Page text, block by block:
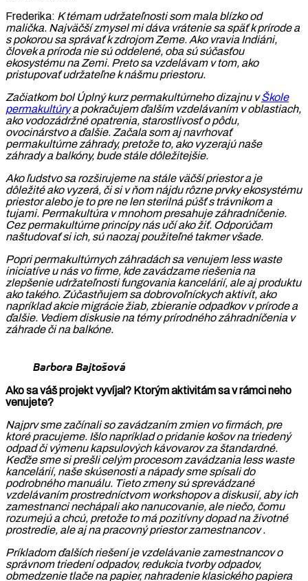
Frederika: K témam udržateľnosti som mala blízko od
malička. Najväčší zmysel mi dáva vrátenie sa späť k prírode a
s pokorou sa správať k zdrojom Zeme. Ako vravia Indiáni,
človek a príroda nie sú oddelené, oba sú súčasťou
ekosystému na Zemi. Preto sa vzdelávam v tom, ako
pristupovať udržateľne k nášmu priestoru.
Začiatkom bol Úplný kurz permakultúrneho dizajnu vŠkole
permakultúrya pokračujem ďalším vzdelávaním v oblastiach,
ako vodozádržné opatrenia, starostlivosť o pôdu,
ovocinárstvo a ďalšie. Začala som aj navrhovať
permakultúrne záhrady, pretože to, ako vyzerajú naše
záhrady a balkóny, bude stále dôležitejšie.
Ako ľudstvo sa rozširujeme na stále väčší priestor a je
dôležité ako vyzerá, či si v ňom nájdu rôzne prvky ekosystému
priestor alebo je to pre ne len sterilná púšť s trávnikom a
tujami. Permakultúra v mnohom presahuje záhradníčenie.
Cez permakultúrne princípy nás učí ako žiť. Odporúčam
naštudovať si ich, sú naozaj použiteľné takmer všade.
Popri permakultúrnych záhradách sa venujem less waste
iniciatíve u nás vo firme, kde zavádzame riešenia na
zlepšenie udržateľnosti fungovania kancelárií, ale aj produktu
ako takého. Zúčastňujem sa dobrovoľníckych aktivít, ako
napríklad akcie migrácie žiab, zbieranie odpadkov v prírode a
ďalšie. Vediem diskusie na témy prírodného záhradníčenia v
záhrade či na balkóne.
Barbora Bajtošová
Ako sa váš projekt vyvíjal? Ktorým aktivitám sa v rámci neho
venujete?
Najprv sme začínali so zavádzaním zmien vo firmách, pre
ktoré pracujeme. Išlo napríklad o pridanie košov na triedený
odpad či výmenu kapsulových kávovarov za štandardné.
Keďže sme si prešli celým procesom zavádzania less waste
kancelárií, naše skúsenosti a nápady sme spísali do
podrobného manuálu. Tieto zmeny sú sprevádzané
vzdelávaním prostredníctvom workshopov a diskusií, aby ich
zamestnanci nechápali ako nanucovanie, ale niečo, čomu
rozumejú a chcú, pretože to má pozitívny dopad na životné
prostredie, ale aj na pracovný priestor zamestnancov .
Príkladom ďalších riešení je vzdelávanie zamestnancov o
správnom triedení odpadov, redukcia tvorby odpadov,
obmedzenie tlače na papier, nahradenie klasického papiera